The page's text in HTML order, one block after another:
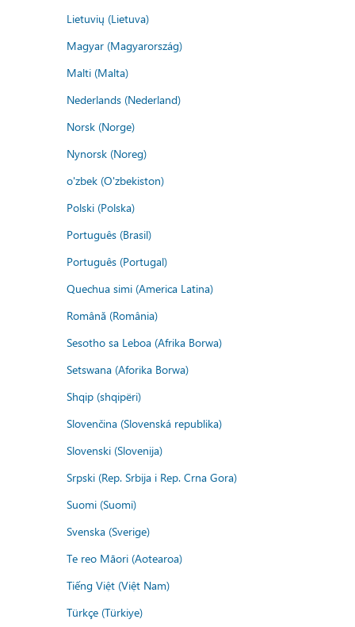
Lietuvių (Lietuva)
Magyar (Magyarország)
Malti (Malta)
Nederlands (Nederland)
Norsk (Norge)
Nynorsk (Noreg)
o'zbek (O'zbekiston)
Polski (Polska)
Português (Brasil)
Português (Portugal)
Quechua simi (America Latina)
Română (România)
Sesotho sa Leboa (Afrika Borwa)
Setswana (Aforika Borwa)
Shqip (shqipëri)
Slovenčina (Slovenská republika)
Slovenski (Slovenija)
Srpski (Rep. Srbija i Rep. Crna Gora)
Suomi (Suomi)
Svenska (Sverige)
Te reo Māori (Aotearoa)
Tiếng Việt (Việt Nam)
Türkçe (Türkiye)